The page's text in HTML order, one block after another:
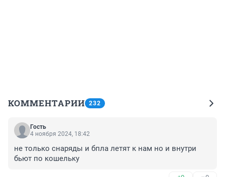
КОММЕНТАРИИ 232
Гость
4 ноября 2024, 18:42
не только снаряды и бпла летят к нам но и внутри
бьют по кошельку